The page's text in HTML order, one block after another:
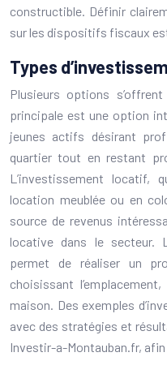
constructible. Définir
sur les dispositifs fiscaux
Types
Plusieurs options
principale est une option
jeunes actifs désirant
quartier tout en restant
L’investissement
location meublée ou en
source de revenus
locative dans le secteur.
permet de réaliser un
choisissant
maison. Des exemples
avec des stratégies et
Investir-a-Montauban.fr,